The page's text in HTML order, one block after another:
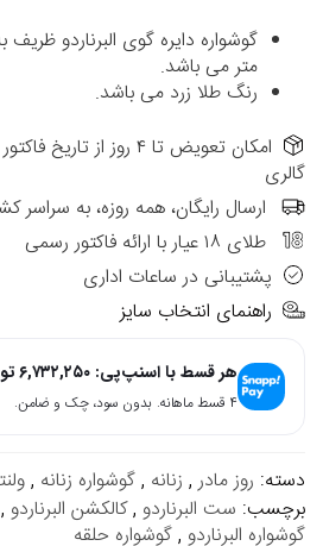
متر می باشد.
رنگ طلا زرد می باشد.
امکان تعویض تا ۴ روز
گالری
ارسال رایگان، همه روزه، به سراسر
طلای ۱۸ عیار با ارائه فاکتور رسمی
پشتیبانی در ساعات اداری
راهنمای انتخاب سایز
هر قسط با اسنپ‌پی: ۶,۷۳۲,۲۵۰
۴ قسط ماهانه. بدون سود، چک و ضامن.
دسته: روز مادر , زنانه ,گوشواره زنانه ,
برچسب: ست البرناردو ,کالکشن البرناردو
گوشواره البرناردو ,گوشواره حلقه